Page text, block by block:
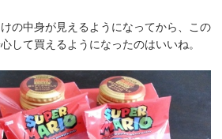
の中身が見えるようになってから、この
して買えるようになったのはいいね。